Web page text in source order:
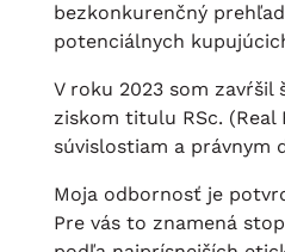
bezkonkurenčný
potenciálnych
V roku 2023 som zavŕšil
ziskom titulu RSc.
súvislostiam a právnym
Moja odbornosť je
Pre vás to znamená